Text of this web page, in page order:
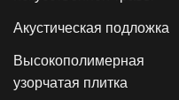
Акустическая подложка
Высокополимерная
узорчатая плитка